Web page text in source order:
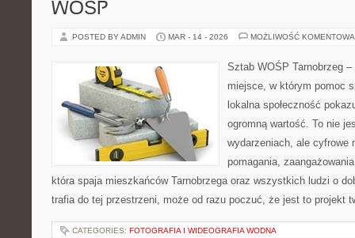
WOŚP
POSTED BY ADMIN MAR - 14 - 2026 MOŻLIWOŚĆ
Sztab WOŚP Tarnobrzeg
miejsce, w którym pomoc
lokalna społeczność
ogromną wartość. To nie
wydarzeniach, ale cyfrowe
pomagania,
która spaja mieszkańców Tarnobrzega oraz wszystkich ludzi o
trafia do tej przestrzeni, może od razu poczuć, że jest to projekt
CATEGORIES: FOTOGRAFIA I WIDEOGRAFIA WODNA